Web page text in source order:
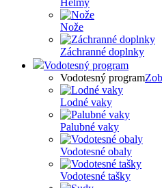
Nože
Záchranné doplnky
Vodotesný program
Vodotesný program
Lodné vaky
Palubné vaky
Vodotesné obaly
Vodotesné tašky